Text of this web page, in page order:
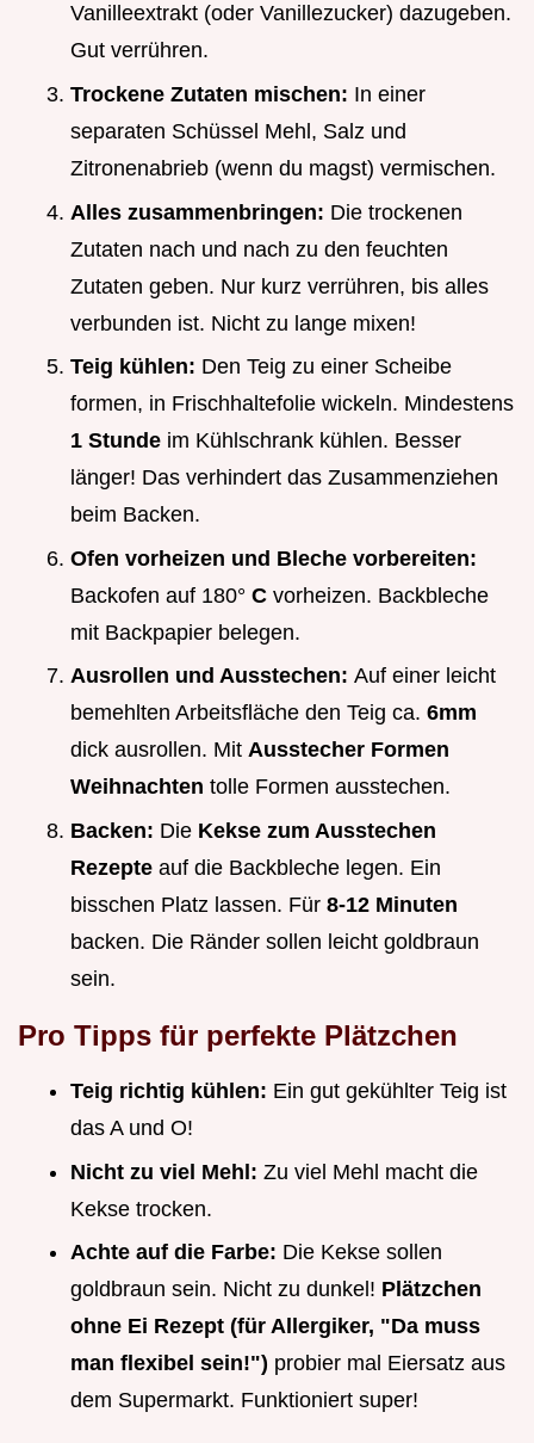
Vanilleextrakt (oder Vanillezucker) dazugeben.
Gut verrühren.
Trockene Zutaten mischen: In einer
separaten Schüssel Mehl, Salz und
Zitronenabrieb (wenn du magst) vermischen.
Alles zusammenbringen: Die trockenen
Zutaten nach und nach zu den feuchten
Zutaten geben. Nur kurz verrühren, bis alles
verbunden ist. Nicht zu lange mixen!
Teig kühlen: Den Teig zu einer Scheibe
formen, in Frischhaltefolie wickeln. Mindestens
1 Stunde im Kühlschrank kühlen. Besser
länger! Das verhindert das Zusammenziehen
beim Backen.
Ofen vorheizen und Bleche vorbereiten:
Backofen auf 180° C vorheizen. Backbleche
mit Backpapier belegen.
Ausrollen und Ausstechen: Auf einer leicht
bemehlten Arbeitsfläche den Teig ca. 6mm
dick ausrollen. Mit Ausstecher Formen
Weihnachten tolle Formen ausstechen.
Backen: Die Kekse zum Ausstechen
Rezepte auf die Backbleche legen. Ein
bisschen Platz lassen. Für 8-12 Minuten
backen. Die Ränder sollen leicht goldbraun
sein.
Pro Tipps für perfekte Plätzchen
Teig richtig kühlen: Ein gut gekühlter Teig ist
das A und O!
Nicht zu viel Mehl: Zu viel Mehl macht die
Kekse trocken.
Achte auf die Farbe: Die Kekse sollen
goldbraun sein. Nicht zu dunkel! Plätzchen
ohne Ei Rezept (für Allergiker, "Da muss
man flexibel sein!") probier mal Eiersatz aus
dem Supermarkt. Funktioniert super!